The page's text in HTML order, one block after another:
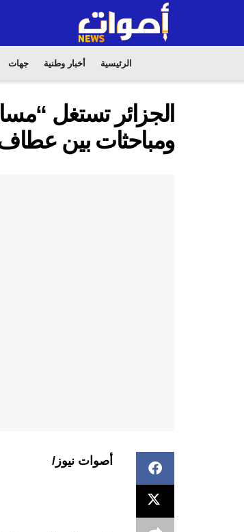
الرئيسية أخبار وطنية جهات
الجزائر تستغل
ومباحثات بين عطاف
أصوات نيوز/